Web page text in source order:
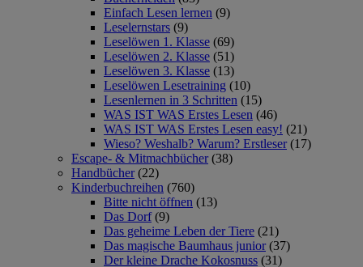
Einfach Lesen lernen (9)
Leselernstars (9)
Leselöwen 1. Klasse (69)
Leselöwen 2. Klasse (51)
Leselöwen 3. Klasse (13)
Leselöwen Lesetraining (10)
Lesenlernen in 3 Schritten (15)
WAS IST WAS Erstes Lesen (46)
WAS IST WAS Erstes Lesen easy! (21)
Wieso? Weshalb? Warum? Erstleser (17)
Escape- & Mitmachbücher (38)
Handbücher (22)
Kinderbuchreihen (760)
Bitte nicht öffnen (13)
Das Dorf (9)
Das geheime Leben der Tiere (21)
Das magische Baumhaus junior (37)
Der kleine Drache Kokosnuss (31)